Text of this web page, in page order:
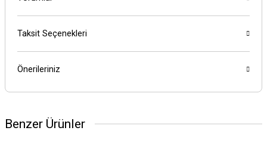
Taksit Seçenekleri
Önerileriniz
Benzer Ürünler